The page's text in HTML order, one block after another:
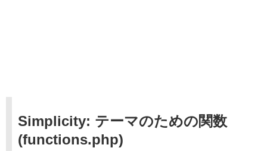
Simplicity: テーマのための関数
(functions.php)